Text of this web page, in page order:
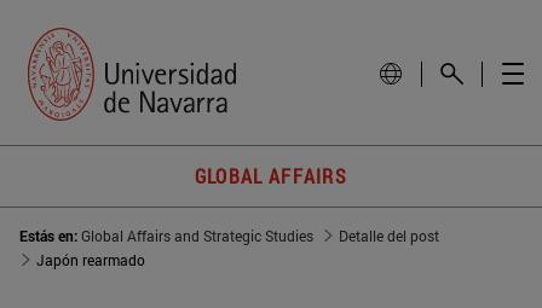
GLOBAL AFFAIRS
Estás en:Global Affairs and Strategic Studies
Detalle del post
Japón rearmado